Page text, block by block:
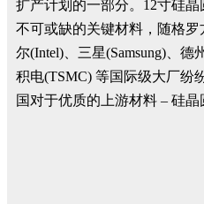
扩产计划的一部分。12寸硅
不可或缺的关键材料，随格罗
尔(Intel)、三星(Samsung)、德
积电(TSMC) 等国际级大厂纷
国对于优质的上游材料 – 硅晶